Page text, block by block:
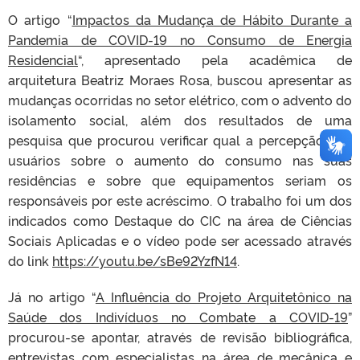
O artigo “Impactos da Mudança de Hábito Durante a
Pandemia de COVID-19 no Consumo de Energia
Residencial“, apresentado pela acadêmica de
arquitetura Beatriz Moraes Rosa, buscou apresentar as
mudanças ocorridas no setor elétrico, com o advento do
isolamento social, além dos resultados de uma
pesquisa que procurou verificar qual a percepção dos
usuários sobre o aumento do consumo nas suas
residências e sobre que equipamentos seriam os
responsáveis por este acréscimo. O trabalho foi um dos
indicados como Destaque do CIC na área de Ciências
Sociais Aplicadas e o vídeo pode ser acessado através
do link https://youtu.be/sBe92YzfN14.
Já no artigo “A Influência do Projeto Arquitetônico na
Saúde dos Indivíduos no Combate a COVID-19”
procurou-se apontar, através de revisão bibliográfica,
entrevistas com especialistas na área de mecânica e